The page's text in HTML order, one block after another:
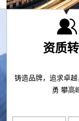
资质
铸造品牌，追求卓越
勇 攀高